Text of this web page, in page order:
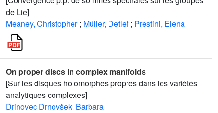
de Lie]
Meaney, Christopher ; Müller, Detlef ; Prestini, Elena
On proper discs in complex manifolds
[Sur les disques holomorphes propres dans les variétés
analytiques complexes]
Drinovec Drnovšek, Barbara